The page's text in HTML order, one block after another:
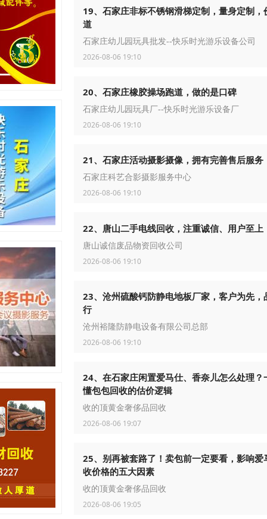
19、石家庄非标不锈钢滑梯定制，量身定制，
道
石家庄幼儿园玩具批发--快乐时光游乐设备公司
2026-08-06 19:10
20、石家庄橡胶操场跑道，做的是口碑
石家庄幼儿园玩具厂--快乐时光游乐设备厂
2026-08-06 19:10
21、石家庄活动摄影摄像，拥有完善售后服务
石家庄科艺合影摄影服务中心
2026-08-06 19:10
22、唐山二手电线回收，注重诚信、用户至上
唐山诚信废品物资回收公司
2026-08-06 19:10
23、沧州硫酸钙防静电地板厂家，客户为先，
行
沧州裕隆防静电设备有限公司总部
2026-08-06 19:10
24、在石家庄闲置爱马仕、香奈儿怎么处理？
懂包包回收的估价逻辑
收的顶黄金奢侈品回收
2026-08-06 19:07
25、别再被套路了！卖包前一定要看，影响爱
收价格的五大因素
收的顶黄金奢侈品回收
2026-08-06 19:05